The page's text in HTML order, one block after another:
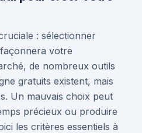
: sélectionner
votre
de nombreux outils
gratuits existent, mais
Un mauvais choix peut
précieux ou produire
les critères essentiels à